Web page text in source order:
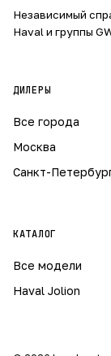
Независимый
Haval и группы
ДИЛЕРЫ
Все города
Москва
Санкт-
КАТАЛОГ
Все модели
Haval Jolion